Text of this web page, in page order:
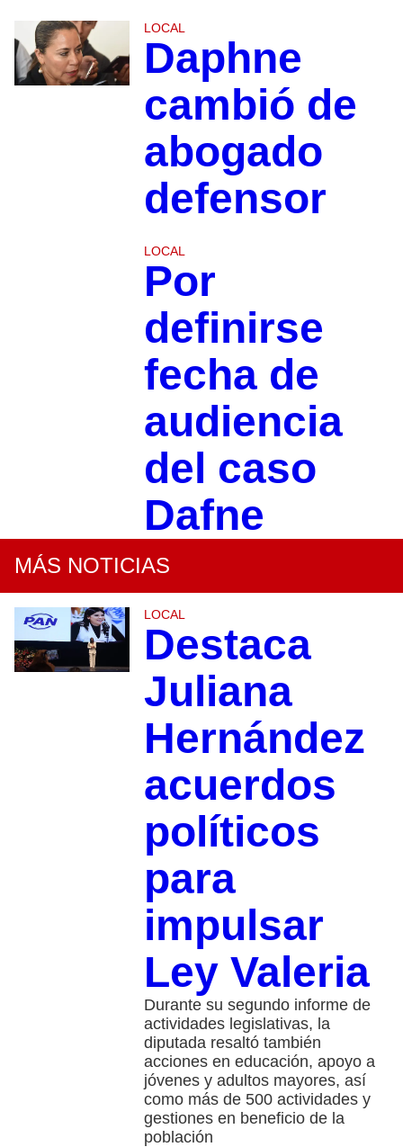
LOCAL
Daphne
cambió de
abogado
defensor
LOCAL
Por
definirse
fecha de
audiencia
del caso
Dafne
MÁS NOTICIAS
LOCAL
Destaca
Juliana
Hernández
acuerdos
políticos
para
impulsar
Ley Valeria
Durante su segundo informe de
actividades legislativas, la
diputada resaltó también
acciones en educación, apoyo a
jóvenes y adultos mayores, así
como más de 500 actividades y
gestiones en beneficio de la
población